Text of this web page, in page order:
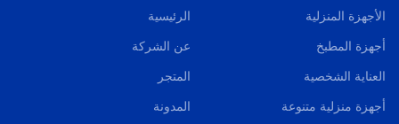
الأجهزة المنزلية
أجهزة المطبخ
العناية الشخصية
أجهزة منزلية متنوعة
الرئيسية
عن الشركة
المتجر
المدونة